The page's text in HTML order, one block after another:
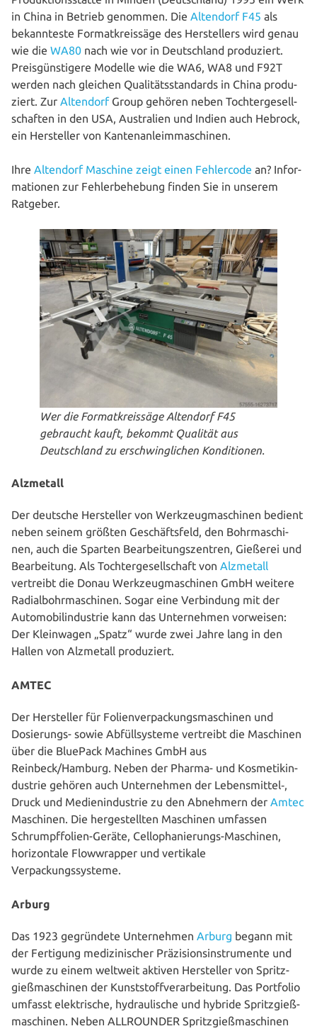
in China in Betrieb genommen. Die Altendorf F45 als
bekann­tes­te For­mat­kreis­sä­ge des Her­stel­lers wird genau
wie die WA80 nach wie vor in Deutsch­land pro­du­ziert.
Preis­güns­ti­ge­re Modelle wie die WA6, WA8 und F92T
werden nach gleichen Qua­li­täts­stan­dards in China pro­du­
ziert. Zur AltendorfGroup gehören neben Toch­ter­ge­sell­
schaf­ten in den USA, Aus­tra­li­en und Indien auch Hebrock,
ein Her­stel­ler von Kantenanleimmaschinen.
Ihre Altendorf Maschine zeigt einen Feh­ler­code an? Infor­
ma­tio­nen zur Feh­ler­be­he­bung finden Sie in unserem
Ratgeber.
Wer die For­mat­kreis­sä­ge Altendorf F45
gebraucht kauft, bekommt Qualität aus
Deutsch­land zu erschwing­li­chen Konditionen.
Alzmetall
Der deutsche Her­stel­ler von Werk­zeug­ma­schi­nen bedient
neben seinem größten Geschäfts­feld, den Bohr­ma­schi­
nen, auch die Sparten Bear­bei­tungs­zen­tren, Gießerei und
Bear­bei­tung. Als Toch­ter­ge­sell­schaft von Alzmetall
vertreibt die Donau Werk­zeug­ma­schi­nen GmbH weitere
Radi­al­bohr­ma­schi­nen. Sogar eine Ver­bin­dung mit der
Auto­mo­bil­in­dus­trie kann das Unter­neh­men vorweisen:
Der Klein­wa­gen „Spatz“ wurde zwei Jahre lang in den
Hallen von Alzmetall produziert.
AMTEC
Der Her­stel­ler für Foli­en­ver­pa­ckungs­ma­schi­nen und
Dosie­rungs- sowie Abfüll­sys­te­me vertreibt die Maschinen
über die BluePack Machines GmbH aus
Reinbeck/Hamburg. Neben der Pharma- und Kos­me­tik­in­
dus­trie gehören auch Unter­neh­men der Lebensmittel‑,
Druck und Medi­en­in­dus­trie zu den Abnehmern der Amtec
Maschinen. Die her­ge­stell­ten Maschinen umfassen
Schrumpf­fo­li­en-Geräte, Cel­lo­pha­nie­rungs-Maschinen,
hori­zon­ta­le Flow­wrap­per und vertikale
Verpackungssysteme.
Arburg
Das 1923 gegrün­de­te Unter­neh­men Arburg begann mit
der Fertigung medi­zi­ni­scher Prä­zi­si­ons­in­stru­men­te und
wurde zu einem weltweit aktiven Her­stel­ler von Spritz­
gieß­ma­schi­nen der Kunst­stoff­ver­ar­bei­tung. Das Portfolio
umfasst elek­tri­sche, hydrau­li­sche und hybride Spritz­gieß­
ma­schi­nen. Neben ALLROUNDER Spritz­gieß­ma­schi­nen